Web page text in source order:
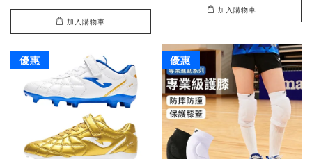
加入購物車
加入購物車
優惠 優惠